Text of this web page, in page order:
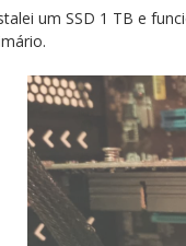
um SSD 1 TB e